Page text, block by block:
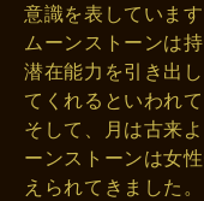
意識を表しています
ムーンストーンは
潜在能力を引き出
てくれるといわれて
そして、月は古来
ーンストーンは女
えられてきました。